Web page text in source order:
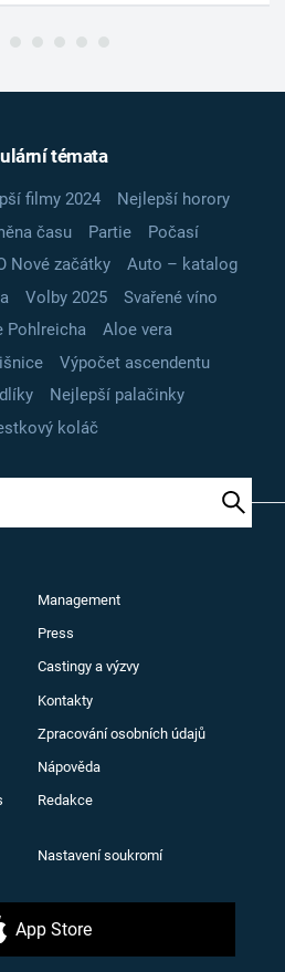
témata
filmy 2024
Nejlepší horory
času Partie
Počasí
Nové začátky
Auto – katalog
Volby 2025
Svařené víno
Pohlreicha
Aloe vera
Výpočet ascendentu
Nejlepší palačinky
koláč
Management
Press
Castingy a výzvy
Kontakty
Zpracování osobních údajů
Nápověda
Redakce
Nastavení soukromí
App Store